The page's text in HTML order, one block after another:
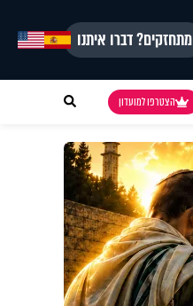
מתחזקים? דברו איתנו
הצטרפו למועדון